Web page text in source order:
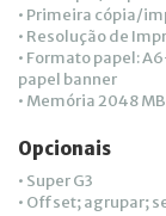
• Primeira cópia/
• Resolução de
• Formato papel:
papel banner
• Memória 2048 MB
Opcionais
• Super G3
• Offset; agrupar;